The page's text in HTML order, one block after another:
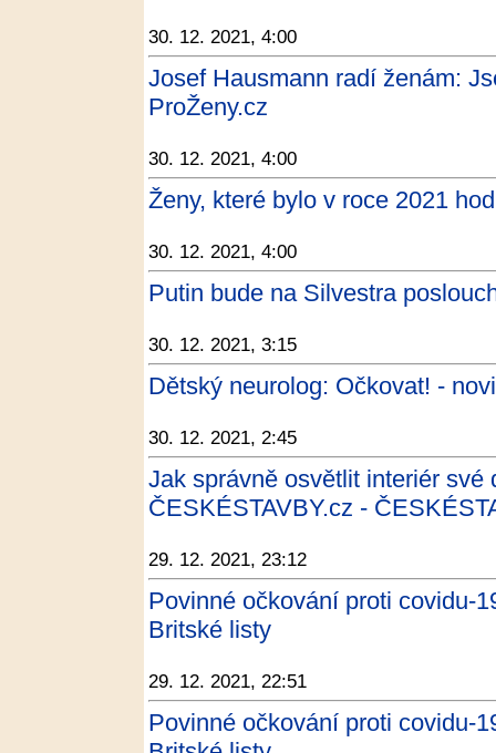
30. 12. 2021, 4:00
Josef Hausmann radí ženám:
ProŽeny.cz
30. 12. 2021, 4:00
Ženy, které bylo v roce 2021
30. 12. 2021, 4:00
Putin bude na Silvestra
30. 12. 2021, 3:15
Dětský neurolog: Očkovat! -
30. 12. 2021, 2:45
Jak správně osvětlit interiér své
ČESKÉSTAVBY.cz -
29. 12. 2021, 23:12
Povinné očkování proti covidu-
Britské listy
29. 12. 2021, 22:51
Povinné očkování proti covidu-